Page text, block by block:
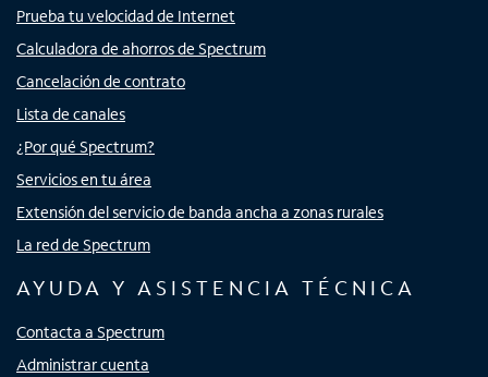
Prueba tu velocidad de Internet
Calculadora de ahorros de Spectrum
Cancelación de contrato
Lista de canales
¿Por qué Spectrum?
Servicios en tu área
Extensión del servicio de banda ancha a zonas rurales
La red de Spectrum
AYUDA Y ASISTENCIA TÉCNICA
Contacta a Spectrum
Administrar cuenta